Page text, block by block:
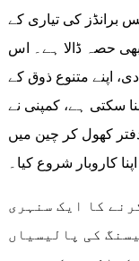
برانڈز کی تیاری کے
بھی حصہ ڈالا ہے۔ اس
اپنے متنوع ذوق کے
سکتی ہے، کمپنی نے
دفتر کھول کر چین میں
اپنا کاروبار شروع کیا۔
کا ایک سنہری
کی پالیسیاں